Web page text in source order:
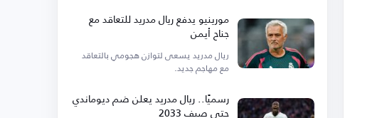
مورينيو يدفع ريال مدريد للتعاقد مع
جناح أيمن
ريال مدريد يسعى لتوازن هجومي بالتعاقد
مع مهاجم جديد.
رسميًا.. ريال مدريد يعلن ضم ديوماندي
حتى صيف 2033